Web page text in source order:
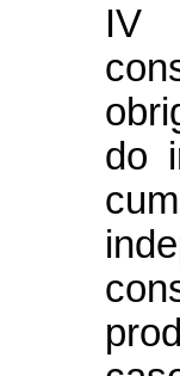
IV
do